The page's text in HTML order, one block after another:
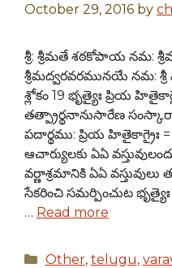
October 29, 2016 by
శ్రీ: శ్రీమతే శఠకోపాయ నమ:
శ్రీమద్వరవరమునయే నమ: శ్రీ
శ్లోకం 19 భృత్యైః ప్రియ
తత్ప్రార్థనానుసారేణ
పదార్థము: ప్రియ హితైకాగ్రైః
ఆచార్యులకు ఏఏ
వర్ణాశ్రమానికి ఏఏ
సేకరించి సమర్పించుట
… Read more
Categories
Other, telugu,